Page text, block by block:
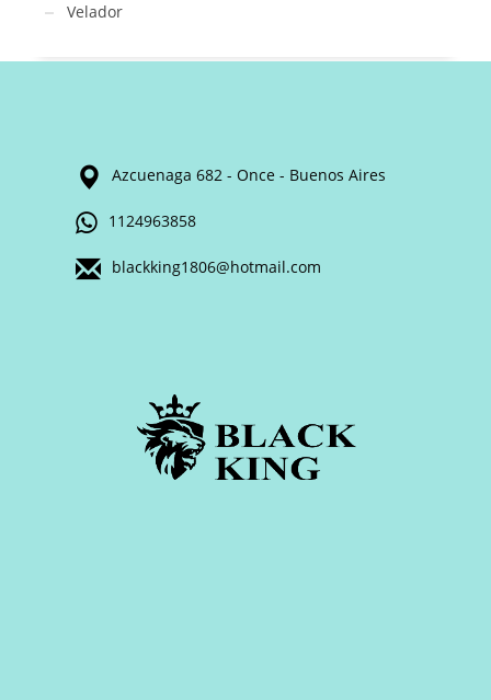
Velador
Azcuenaga 682 - Once - Buenos Aires
1124963858
blackking1806@hotmail.com